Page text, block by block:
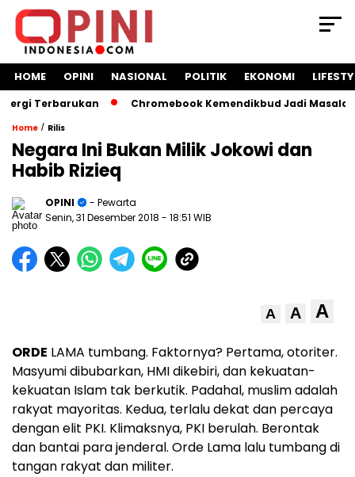
HOME OPINI NASIONAL POLITIK EKONOMI
Terbarukan Chromebook Kemendikbud Jadi Masalah
Home / Rilis
Negara Ini Bukan Milik Jokowi dan
Habib Rizieq
OPINI
- Pewarta
Senin, 31 Desember 2018 - 18:51 WIB
A A A
ORDE LAMA tumbang. Faktornya? Pertama, otoriter.
Masyumi dibubarkan, HMI dikebiri, dan kekuatan-
kekuatan Islam tak berkutik. Padahal, muslim adalah
rakyat mayoritas. Kedua, terlalu dekat dan percaya
dengan elit PKI. Klimaksnya, PKI berulah. Berontak
dan bantai para jenderal. Orde Lama lalu tumbang di
tangan rakyat dan militer.